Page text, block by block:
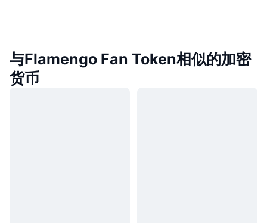
与Flamengo Fan Token相似的加密
货币